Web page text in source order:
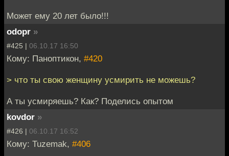
Может ему 20 лет было!!!
odopr »
#425 | 06.10.17 16:50
Кому: Паноптикон, #420
> что ты свою женщину усмирить не можешь?
А ты усмиряешь? Как? Поделись опытом
kovdor »
#426 | 06.10.17 16:52
Кому: Tuzemak, #406